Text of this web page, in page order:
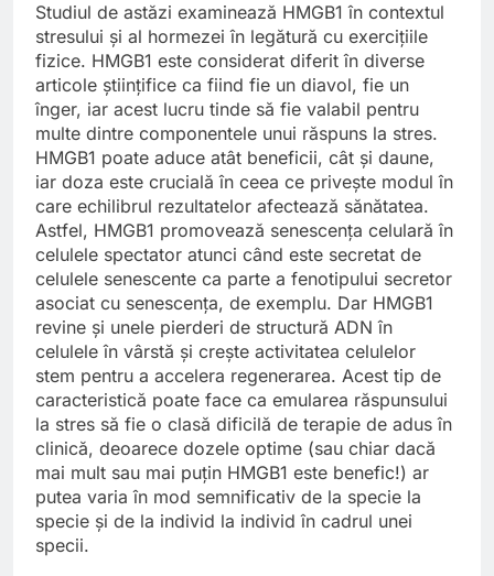
Studiul de astăzi examinează HMGB1 în contextul
stresului și al hormezei în legătură cu exercițiile
fizice. HMGB1 este considerat diferit în diverse
articole științifice ca fiind fie un diavol, fie un
înger, iar acest lucru tinde să fie valabil pentru
multe dintre componentele unui răspuns la stres.
HMGB1 poate aduce atât beneficii, cât și daune,
iar doza este crucială în ceea ce privește modul în
care echilibrul rezultatelor afectează sănătatea.
Astfel, HMGB1 promovează senescența celulară în
celulele spectator atunci când este secretat de
celulele senescente ca parte a fenotipului secretor
asociat cu senescența, de exemplu. Dar HMGB1
revine și unele pierderi de structură ADN în
celulele în vârstă și crește activitatea celulelor
stem pentru a accelera regenerarea. Acest tip de
caracteristică poate face ca emularea răspunsului
la stres să fie o clasă dificilă de terapie de adus în
clinică, deoarece dozele optime (sau chiar dacă
mai mult sau mai puțin HMGB1 este benefic!) ar
putea varia în mod semnificativ de la specie la
specie și de la individ la individ în cadrul unei
specii.